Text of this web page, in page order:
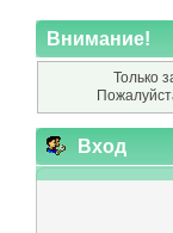
Внимание!
Только
Вход